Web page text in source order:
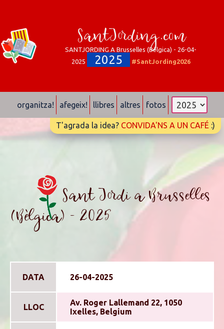
SantJording.com
SANTJORDING A Brusselles (Bèlgica) - 26-04-
2025
2025 #SantJording2026
organitza! afegeix! llibres altres fotos
T'agrada la idea? CONVIDA'NS A UN CAFÉ :)
Sant Jordi a Brusselles
(Bèlgica) - 2025
DATA 26-04-2025
LLOC
Av. Roger Lallemand 22, 1050
Ixelles, Belgium